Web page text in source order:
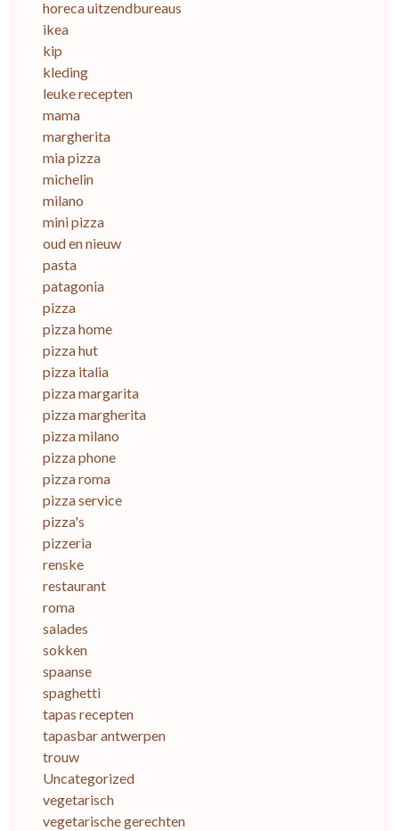
horeca uitzendbureaus
ikea
kip
kleding
leuke recepten
mama
margherita
mia pizza
michelin
milano
mini pizza
oud en nieuw
pasta
patagonia
pizza
pizza home
pizza hut
pizza italia
pizza margarita
pizza margherita
pizza milano
pizza phone
pizza roma
pizza service
pizza's
pizzeria
renske
restaurant
roma
salades
sokken
spaanse
spaghetti
tapas recepten
tapasbar antwerpen
trouw
Uncategorized
vegetarisch
vegetarische gerechten